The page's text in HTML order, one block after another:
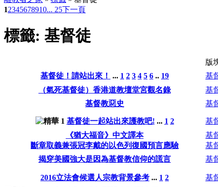
12345678910... 25下一頁
標籤: 基督徒
版
基督徒！請站出來！ ... 1 2 3 4 5 6 .. 19
基
（氣死基督徒）香港道教壇堂宮觀名錄
基
基督教惡史
基
基督徒一起站出來護教吧! ... 1 2
基
《猶大福音》中文譯本
基
斷章取義兼張冠李戴的以色列復國預言應驗
基
揭穿美國強大是因為基督教信仰的謊言
基
2016立法會候選人宗教背景參考 ... 1 2
基